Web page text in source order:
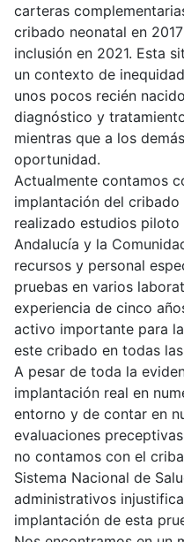
carteras
cribado neonatal en
inclusión en 2021. Esta
un contexto de
unos pocos recién
diagnóstico y
mientras que a los
oportunidad.
Actualmente contamos
implantación del cribado
realizado estudios
Andalucía y la
recursos y personal
pruebas en varios
experiencia de cinco
activo importante para
este cribado en todas
A pesar de toda la
implantación real en
entorno y de contar en
evaluaciones
no contamos con el
Sistema Nacional de
administrativos
implantación de esta